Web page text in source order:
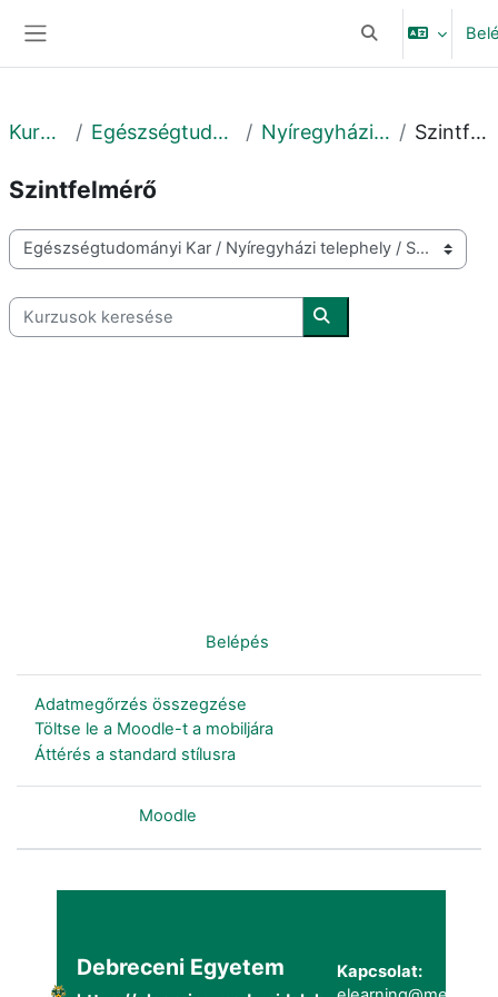
Keresési
Kurzusok Egészségtudományi Kar Nyíregyházi telephely Szintfelmérő
Szintfelmérő
Kurzuskategóriák
Kurzusok keresése
Kurzusok keresése
Belépés
Adatmegőrzés összegzése
Töltse le a Moodle-t a mobiljára
Áttérés a standard stílusra
Moodle
Debreceni Egyetem
Kapcsolat: